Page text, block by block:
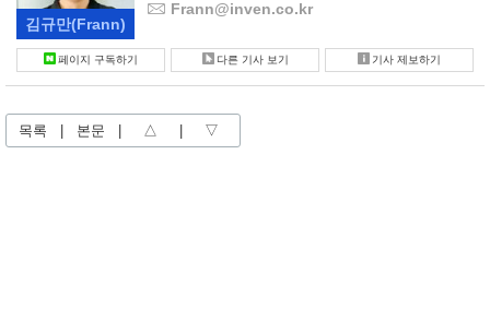
김규만(Frann)
Frann@inven.co.kr
페이지 구독하기 다른 기사 보기 기사 제보하기
목록 | 본문 | △ | ▽